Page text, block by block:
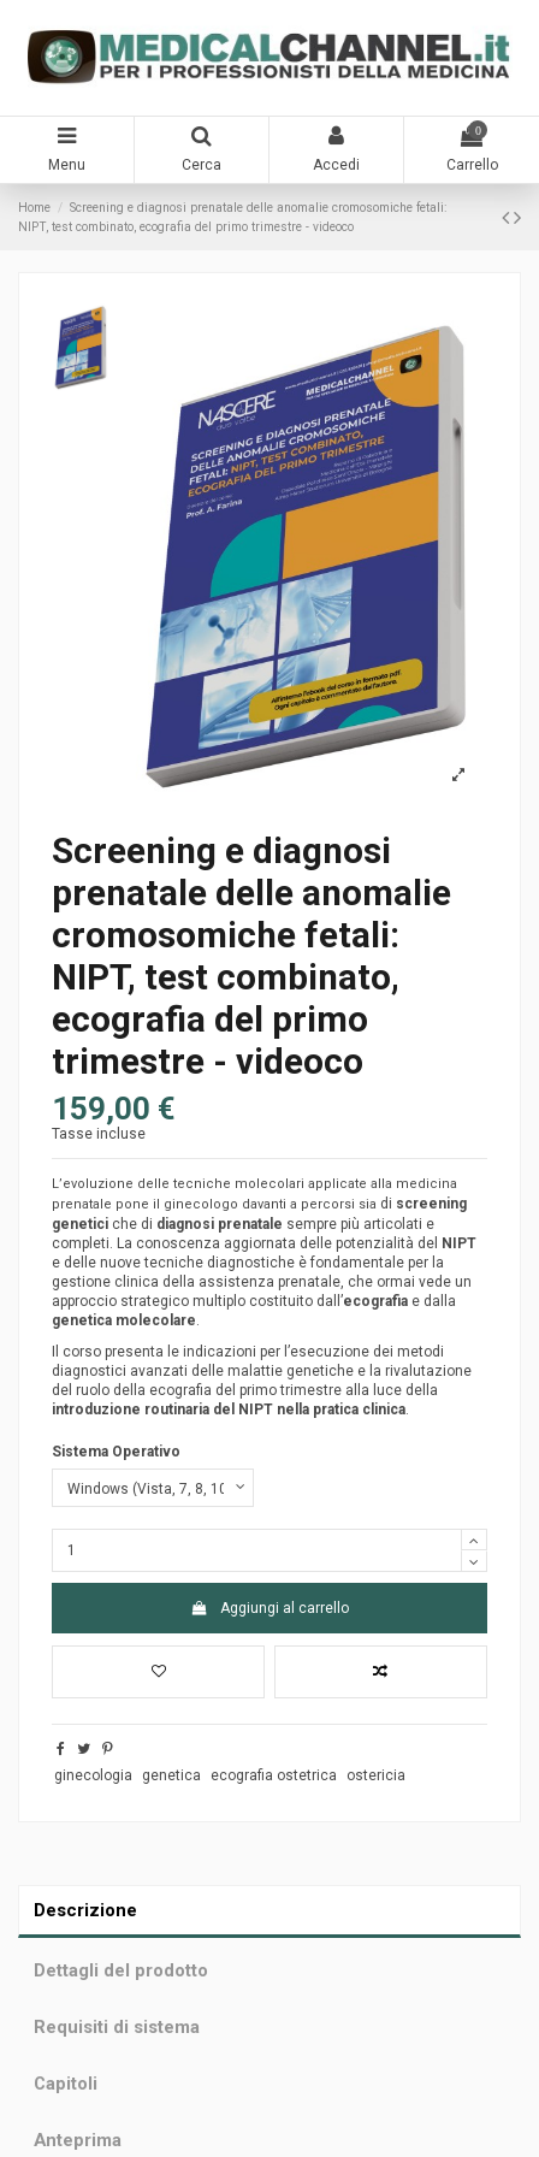
Menu Cerca Accedi
0
Carrello
Home
Screening e diagnosi prenatale delle anomalie cromosomiche fetali:
NIPT, test combinato, ecografia del primo trimestre - videoco
Screening e diagnosi
prenatale delle anomalie
cromosomiche fetali:
NIPT, test combinato,
ecografia del primo
trimestre - videoco
159,00 €
Tasse incluse
L’evoluzione delle tecniche molecolari applicate alla medicina
prenatale pone il ginecologo davanti a percorsi sia di screening
genetici che di diagnosi prenatale sempre più articolati e
completi. La conoscenza aggiornata delle potenzialità del NIPT
e delle nuove tecniche diagnostiche è fondamentale per la
gestione clinica della assistenza prenatale, che ormai vede un
approccio strategico multiplo costituito dall’ecografia e dalla
genetica molecolare.
Il corso presenta le indicazioni per l’esecuzione dei metodi
diagnostici avanzati delle malattie genetiche e la rivalutazione
del ruolo della ecografia del primo trimestre alla luce della
introduzione routinaria del NIPT nella pratica clinica.
Sistema Operativo
Aggiungi al carrello
ginecologia genetica ecografia ostetrica ostericia
Descrizione
Dettagli del prodotto
Requisiti di sistema
Capitoli
Anteprima